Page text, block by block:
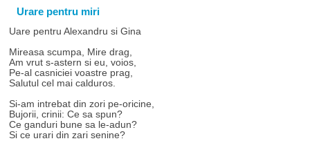
Urare pentru miri
Uare pentru Alexandru si Gina
Mireasa scumpa, Mire drag,
Am vrut s-astern si eu, voios,
Pe-al casniciei voastre prag,
Salutul cel mai calduros.
Si-am intrebat din zori pe-oricine,
Bujorii, crinii: Ce sa spun?
Ce ganduri bune sa le-adun?
Si ce urari din zari senine?